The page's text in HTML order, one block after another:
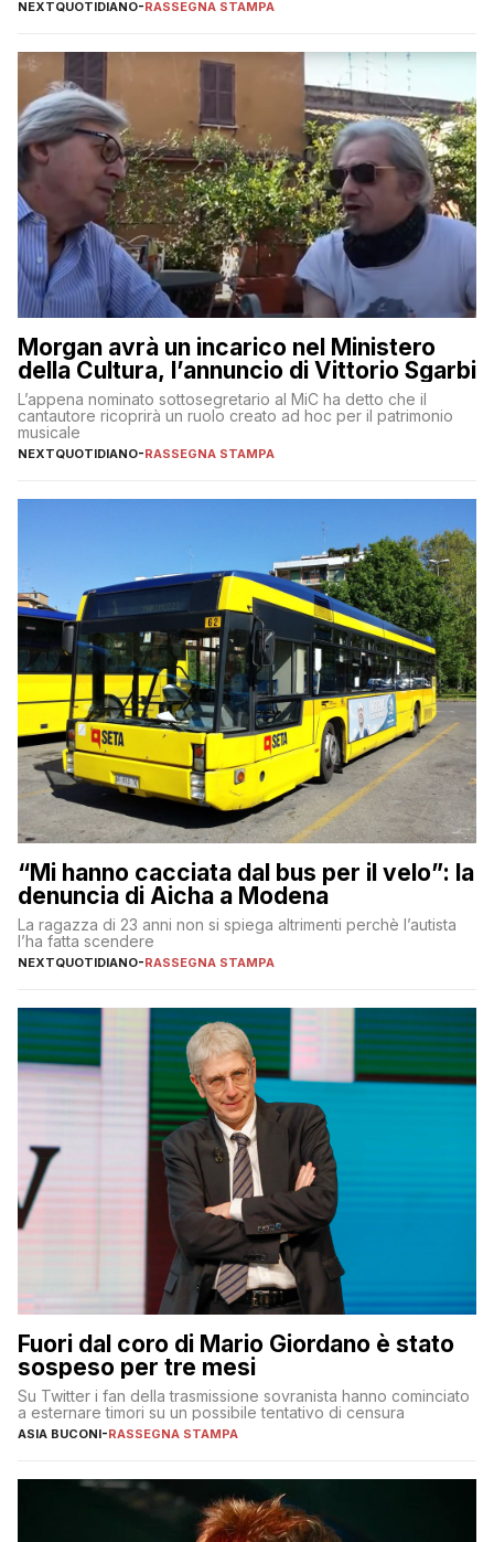
NEXTQUOTIDIANO-RASSEGNA STAMPA
Morgan avrà un incarico nel Ministero
della Cultura, l’annuncio di Vittorio Sgarbi
L’appena nominato sottosegretario al MiC ha detto che il
cantautore ricoprirà un ruolo creato ad hoc per il patrimonio
musicale
NEXTQUOTIDIANO-RASSEGNA STAMPA
“Mi hanno cacciata dal bus per il velo”: la
denuncia di Aicha a Modena
La ragazza di 23 anni non si spiega altrimenti perchè l’autista
l’ha fatta scendere
NEXTQUOTIDIANO-RASSEGNA STAMPA
Fuori dal coro di Mario Giordano è stato
sospeso per tre mesi
Su Twitter i fan della trasmissione sovranista hanno cominciato
a esternare timori su un possibile tentativo di censura
ASIA BUCONI-RASSEGNA STAMPA